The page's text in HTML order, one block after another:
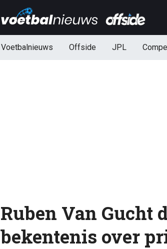
Voetbalnieuws Offside JPL
Ruben Van Gucht
bekentenis over